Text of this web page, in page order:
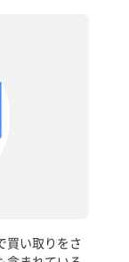
買い取りをさ